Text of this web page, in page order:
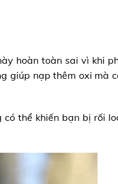
hoàn toàn sai vì khi
giúp nạp thêm oxi mà
có thể khiến bạn bị rối